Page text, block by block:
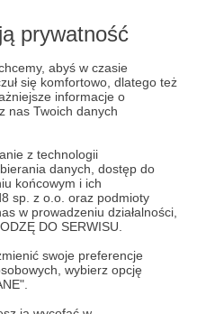
prywatność
abyś w czasie
się komfortowo, dlatego też
informacje o
nas Twoich danych
z technologii
danych, dostęp do
końcowym i ich
sp. z o.o. oraz podmioty
w prowadzeniu działalności,
DO SERWISU.
swoje preferencje
wybierz opcję